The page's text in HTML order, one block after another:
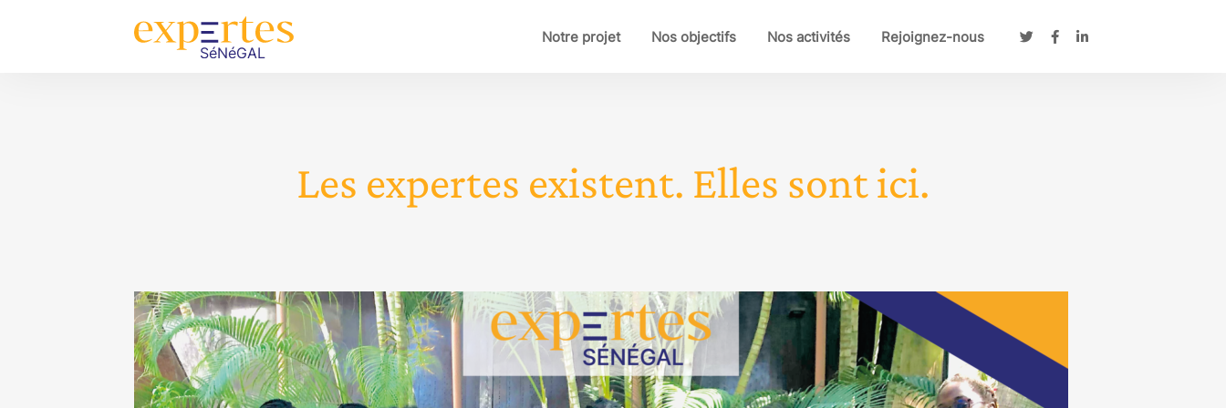
Notre projet Nos objectifs Nos activités Rejoignez-nous
Les expertes existent. Elles sont ici.